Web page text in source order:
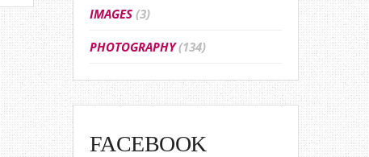
IMAGES (3)
PHOTOGRAPHY(134)
FACEBOOK